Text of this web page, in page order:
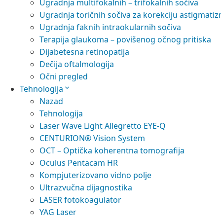
Ugradnja multifokalnih – trifokalnih sočiva
Ugradnja toričnih sočiva za korekciju
Ugradnja faknih intraokularnih sočiva
Terapija glaukoma – povišenog očnog pritiska
Dijabetesna retinopatija
Dečija oftalmologija
Očni pregled
Tehnologija
Nazad
Tehnologija
Laser Wave Light Allegretto EYE-Q
CENTURION® Vision System
OCT – Optička koherentna tomografija
Oculus Pentacam HR
Kompjuterizovano vidno polje
Ultrazvučna dijagnostika
LASER fotokoagulator
YAG Laser